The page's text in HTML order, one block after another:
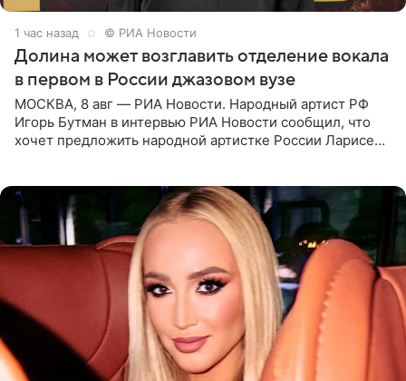
1 час назад © РИА Новости
Долина может возглавить отделение вокала
в первом в России джазовом вузе
МОСКВА, 8 авг — РИА Новости. Народный артист РФ
Игорь Бутман в интервью РИА Новости сообщил, что
хочет предложить народной артистке России Ларисе